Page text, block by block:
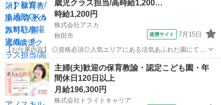
ラスの保育補助や見守...歳児クラス担当/高時給1,200…
時給1,200円
株式会社アスカ
秋田市
提携サイト 7月15日
【お仕事内容】 ◎資格必須◎人気エリアにある活気あふれた園にて、
0歳児クラスを担当していただく派遣の募集です☆彡 かわいいお子さ
まの成長を間近で見守りながら、 ゆったりと保育に取り組める環境で
す◎ お仕事内容は、 ●お子...
秋田 秋田市 保育士
主婦(夫)歓迎の保育教諭・認定こども園・年
間休日120日以上
月給196,300円
株式会社トライトキャリア